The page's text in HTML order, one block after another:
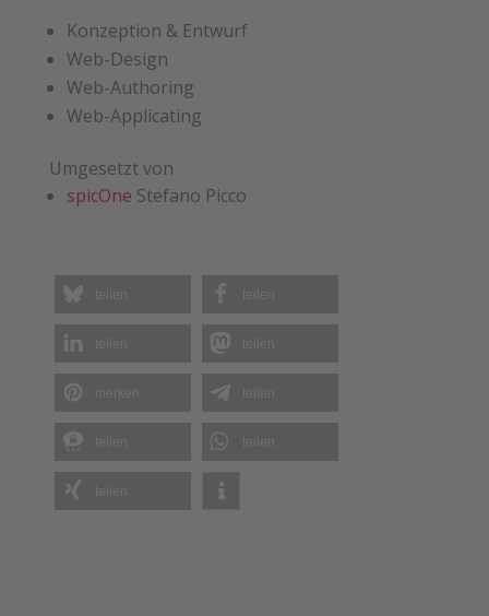
Konzeption & Entwurf
Web-Design
Web-Authoring
Web-Applicating
Umgesetzt von
spicOne Stefano Picco